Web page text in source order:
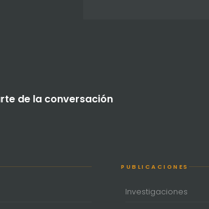
de la conversación
PUBLICACIONES
Investigaciones